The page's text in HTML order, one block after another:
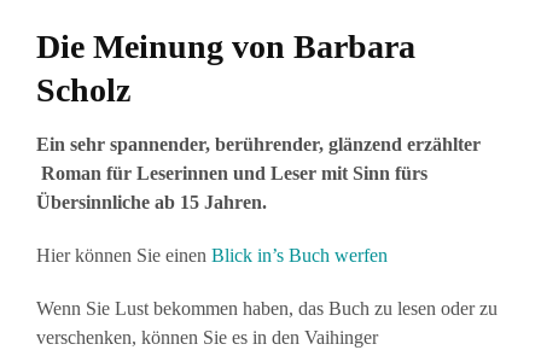
Die Meinung von Barbara
Scholz
Ein sehr spannender, berührender, glänzend erzählter
Roman für Leserinnen und Leser mit Sinn fürs
Übersinnliche ab 15 Jahren.
Hier können Sie einen Blick in’s Buch werfen
Wenn Sie Lust bekommen haben, das Buch zu lesen oder zu
verschenken, können Sie es in den Vaihinger